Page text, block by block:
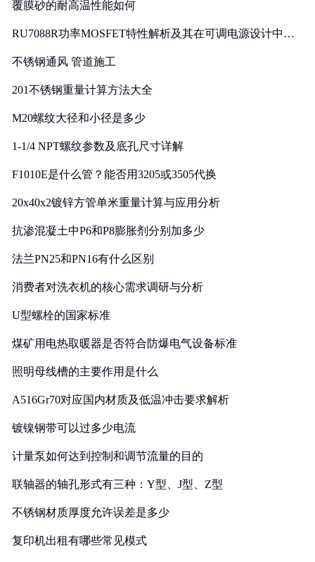
覆膜砂的耐高温性能如何
RU7088R功率MOSFET特性解析及其在可调电源设计中的
不锈钢通风 管道施工
201不锈钢重量计算方法大全
M20螺纹大径和小径是多少
1-1/4 NPT螺纹参数及底孔尺寸详解
F1010E是什么管？能否用3205或3505代换
20x40x2镀锌方管单米重量计算与应用分析
抗渗混凝土中P6和P8膨胀剂分别加多少
法兰PN25和PN16有什么区别
消费者对洗衣机的核心需求调研与分析
U型螺栓的国家标准
煤矿用电热取暖器是否符合防爆电气设备标准
照明母线槽的主要作用是什么
A516Gr70对应国内材质及低温冲击要求解析
镀镍钢带可以过多少电流
计量泵如何达到控制和调节流量的目的
联轴器的轴孔形式有三种：Y型、J型、Z型
不锈钢材质厚度允许误差是多少
复印机出租有哪些常见模式